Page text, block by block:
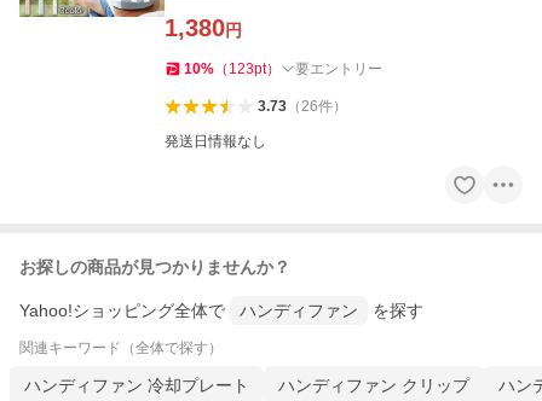
1,380円
10% （ 123pt） 要エントリー
3.73（26件）
発送日情報なし
お探しの商品が見つかりませんか？
Yahoo!ショッピング全体で ハンディファン を探す
関連キーワード（全体で探す）
ハンディファン 冷却プレート ハンディファン クリップ ハン